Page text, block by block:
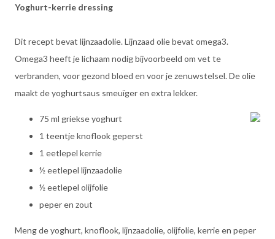
Yoghurt-kerrie dressing
Dit recept bevat lijnzaadolie. Lijnzaad olie bevat omega3.
Omega3 heeft je lichaam nodig bijvoorbeeld om vet te
verbranden, voor gezond bloed en voor je zenuwstelsel. De olie
maakt de yoghurtsaus smeuïger en extra lekker.
75 ml griekse yoghurt
1 teentje knoflook geperst
1 eetlepel kerrie
½ eetlepel lijnzaadolie
½ eetlepel olijfolie
peper en zout
Meng de yoghurt, knoflook, lijnzaadolie, olijfolie, kerrie en peper